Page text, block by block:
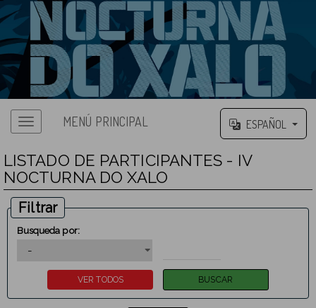
MENÚ PRINCIPAL ESPAÑOL
LISTADO DE PARTICIPANTES - IV
NOCTURNA DO XALO
Filtrar
Busqueda por: